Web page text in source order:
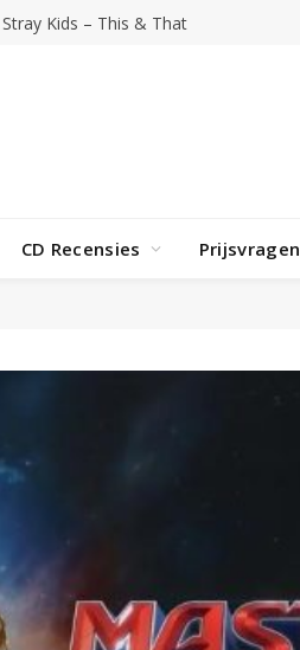
Stray Kids – This & That
CD Recensies Prijsvragen